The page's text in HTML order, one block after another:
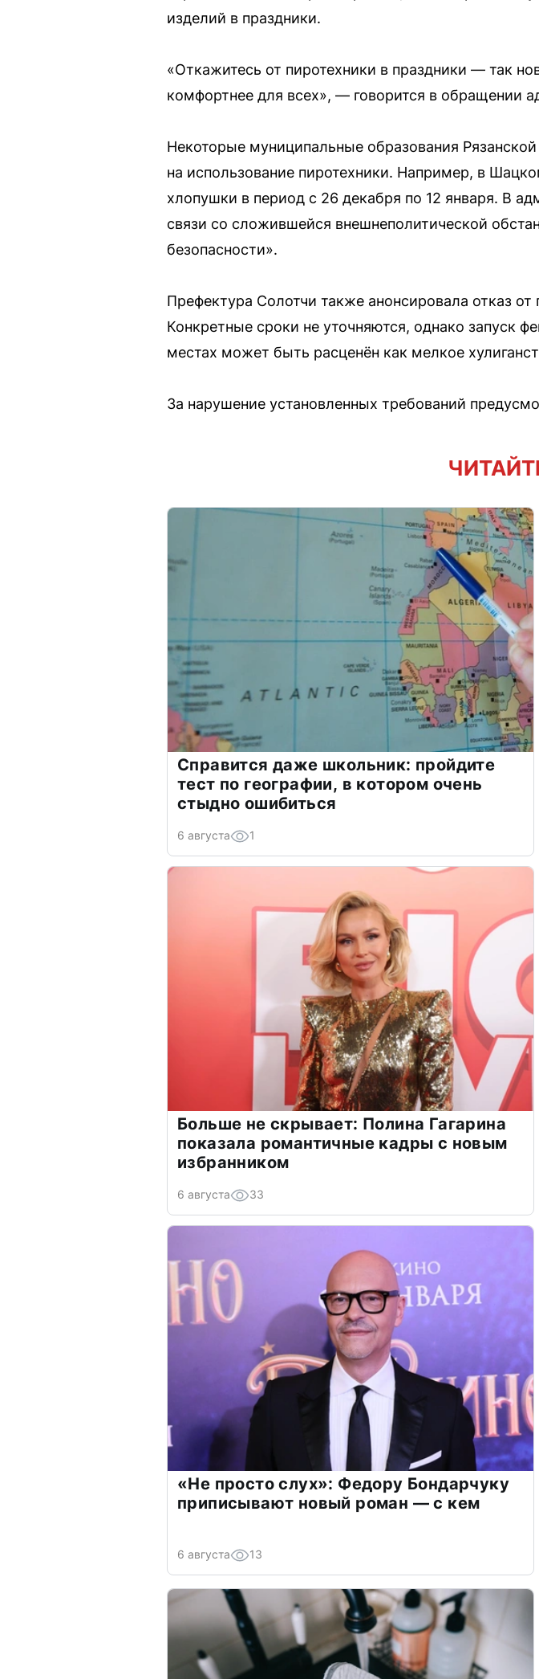
изделий в праздники.
«Откажитесь от пиротехники в праздники — так
комфортнее для всех», — говорится в обращении
Некоторые муниципальные образования
на использование пиротехники. Например, в
хлопушки в период с 26 декабря по 12 января. В
связи со сложившейся внешнеполитической
безопасности».
Префектура Солотчи также анонсировала отказ
Конкретные сроки не уточняются, однако запуск
местах может быть расценён как мелкое
За нарушение установленных требований
Справится даже школьник: пройдите
тест по географии, в котором очень
стыдно ошибиться
6 августа 1
Больше не скрывает: Полина Гагарина
показала романтичные кадры с новым
избранником
6 августа 33
«Не просто слух»: Федору Бондарчуку
приписывают новый роман — с кем
6 августа 13